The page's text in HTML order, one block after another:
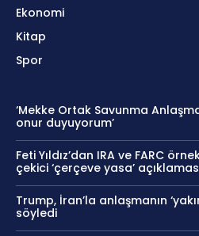
Ekonomi
Kitap
Spor
‘Mekke Ortak Savunma
onur duyuyorum’
Feti Yıldız’dan IRA ve FARC
çekici ‘çerçeve yasa’
Trump, İran’la anlaşmanın
söyledi